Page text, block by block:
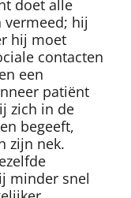
doet alle
hij
hij moet
contacten
een
patiënt
zich in de
begeeft,
zijn nek.
minder snel